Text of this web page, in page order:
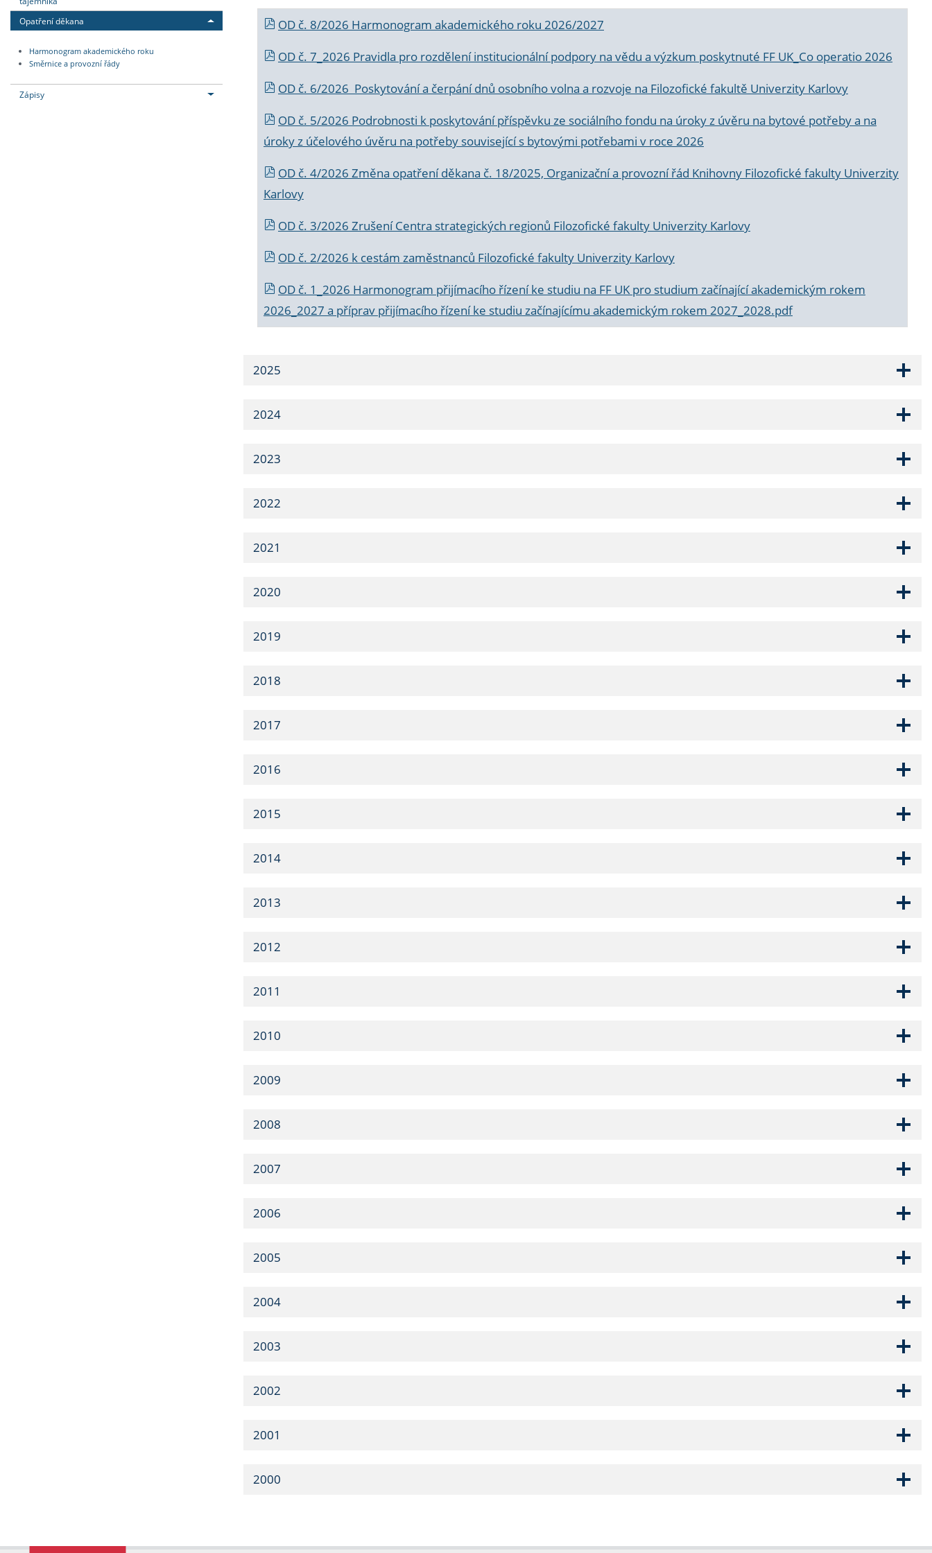
Opatření děkana
Harmonogram akademického roku
Směrnice a provozní řády
Zápisy
OD č. 8/2026 Harmonogram akademického roku 2026/2027
OD č. 7_2026 Pravidla pro rozdělení institucionální podpory na vědu a výzkum poskytnuté FF UK_Co operatio 2026
OD č. 6/2026 Poskytování a čerpání dnů osobního volna a rozvoje na Filozofické fakultě Univerzity Karlovy
OD č. 5/2026 Podrobnosti k poskytování příspěvku ze sociálního fondu na úroky z úvěru na bytové potřeby a na
úroky z účelového úvěru na potřeby související s bytovými potřebami v roce 2026
OD č. 4/2026 Změna opatření děkana č. 18/2025, Organizační a provozní řád Knihovny Filozofické fakulty Univerzity
Karlovy
OD č. 3/2026 Zrušení Centra strategických regionů Filozofické fakulty Univerzity Karlovy
OD č. 2/2026 k cestám zaměstnanců Filozofické fakulty Univerzity Karlovy
OD č. 1_2026 Harmonogram přijímacího řízení ke studiu na FF UK pro studium začínající akademickým rokem
2026_2027 a příprav přijímacího řízení ke studiu začínajícímu akademickým rokem 2027_2028.pdf
2025
2024
2023
2022
2021
2020
2019
2018
2017
2016
2015
2014
2013
2012
2011
2010
2009
2008
2007
2006
2005
2004
2003
2002
2001
2000